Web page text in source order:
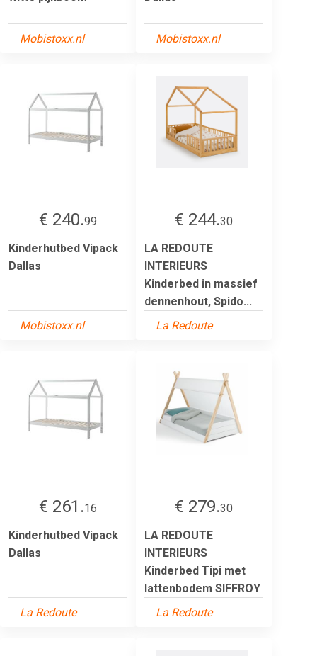
Mobistoxx.nl Mobistoxx.nl
€ 240.99
Kinderhutbed Vipack
Dallas
Mobistoxx.nl
€ 244.30
LA REDOUTE
INTERIEURS
Kinderbed in massief
dennenhout, Spido...
La Redoute
€ 261.16
Kinderhutbed Vipack
Dallas
La Redoute
€ 279.30
LA REDOUTE
INTERIEURS
Kinderbed Tipi met
lattenbodem SIFFROY
La Redoute